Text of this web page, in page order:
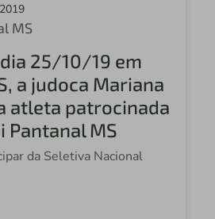
Fronteira
Sicredi
Celeiro
Celeiro do MT
Vale do Piquiri
MS
25/10/19 em
a judoca Mariana
atleta patrocinada
Pantanal MS
da Seletiva Nacional